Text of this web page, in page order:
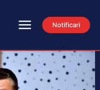
Notificari